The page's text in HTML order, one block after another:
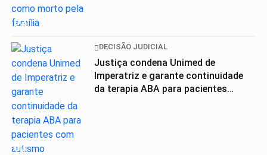
02
03
DECISÃO JUDICIAL
Justiça condena Unimed de
Imperatriz e garante continuidade
da terapia ABA para pacientes